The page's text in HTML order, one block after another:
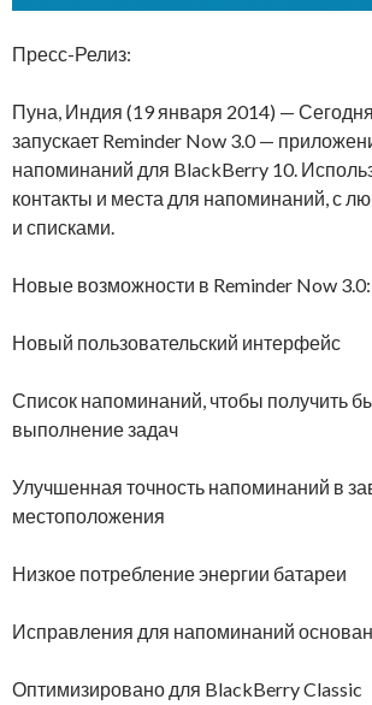
Пресс-Релиз:
Пуна, Индия (19 января 2014) —
запускает Reminder Now 3.0 —
напоминаний для BlackBerry 10.
контакты и места для напоминаний, с
и списками.
Новые возможности в Reminder Now 3.0:
Новый пользовательский интерфейс
Список напоминаний, чтобы получить
выполнение задач
Улучшенная точность напоминаний в
местоположения
Низкое потребление энергии батареи
Исправления для напоминаний
Оптимизировано для BlackBerry Classic